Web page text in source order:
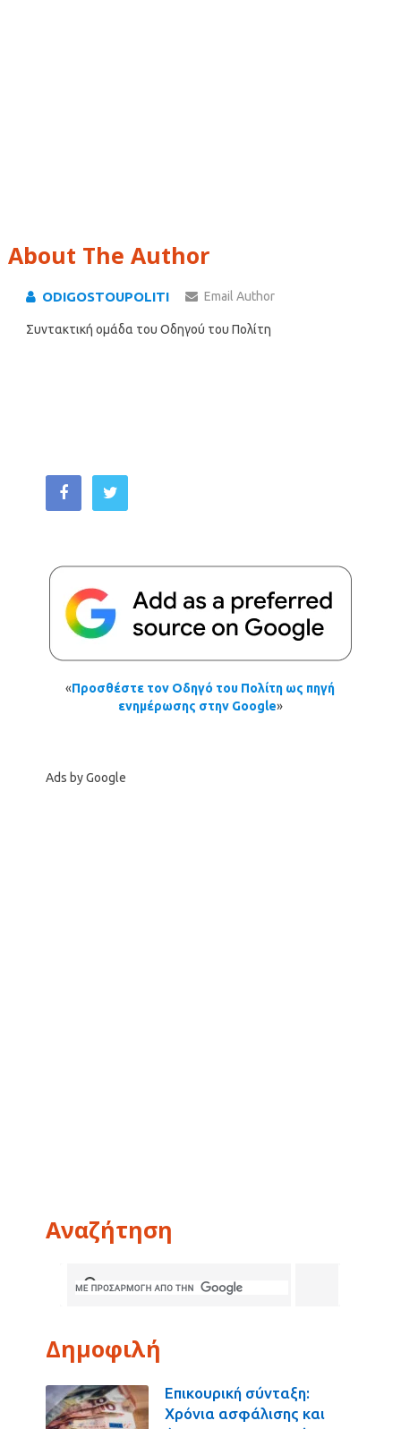
About The Author
ODIGOSTOUPOLITI Email Author
Συντακτική ομάδα του Οδηγού του Πολίτη
«Προσθέστε τον Οδηγό του Πολίτη ως πηγή
ενημέρωσης στην Google»
Ads by Google
Αναζήτηση
Δημοφιλή
Επικουρική σύνταξη:
Χρόνια ασφάλισης και